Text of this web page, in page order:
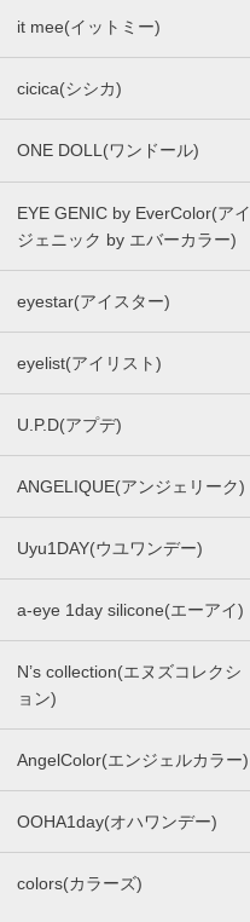
it mee(イットミー)
cicica(シシカ)
ONE DOLL(ワンドール)
EYE GENIC by EverColor(アイ
ジェニック by エバーカラー)
eyestar(アイスター)
eyelist(アイリスト)
U.P.D(アプデ)
ANGELIQUE(アンジェリーク)
Uyu1DAY(ウユワンデー)
a-eye 1day silicone(エーアイ)
N’s collection(エヌズコレクシ
ョン)
AngelColor(エンジェルカラー)
OOHA1day(オハワンデー)
colors(カラーズ)